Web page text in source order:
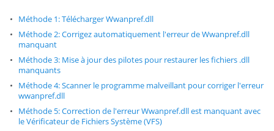
Méthode 1: Télécharger Wwanpref.dll
Méthode 2: Corrigez automatiquement l'erreur de Wwanpref.dll
manquant
Méthode 3: Mise à jour des pilotes pour restaurer les fichiers .dll
manquants
Méthode 4: Scanner le programme malveillant pour corriger l'erreur
wwanpref.dll
Méthode 5: Correction de l'erreur Wwanpref.dll est manquant avec
le Vérificateur de Fichiers Système (VFS)